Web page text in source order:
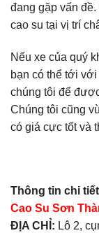
đang gặp vấn
cao su tại vị trí
Nếu xe của quý
bạn có thể tới
chúng tôi để
Chúng tôi cũng
có giá cực tốt và
Thông tin chi
Cao Su Sơn
ĐỊA CHỈ: Lô 2,